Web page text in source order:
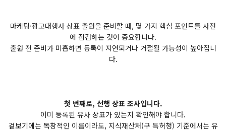
마케팅·광고대행사 상표 출원을 준비할 때, 몇 가지 핵심 포인트를 사전
에 점검하는 것이 중요합니다.
출원 전 준비가 미흡하면 등록이 지연되거나 거절될 가능성이 높아집니
다.
첫 번째로, 선행 상표 조사입니다.
이미 등록된 유사 상표가 있는지 확인해야 합니다.
겉보기에는 독창적인 이름이라도, 지식재산처(구 특허청) 기준에서는 유